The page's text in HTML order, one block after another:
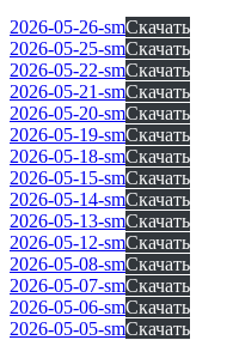
2026-05-26-smСкачать
2026-05-25-smСкачать
2026-05-22-smСкачать
2026-05-21-smСкачать
2026-05-20-smСкачать
2026-05-19-smСкачать
2026-05-18-smСкачать
2026-05-15-smСкачать
2026-05-14-smСкачать
2026-05-13-smСкачать
2026-05-12-smСкачать
2026-05-08-smСкачать
2026-05-07-smСкачать
2026-05-06-smСкачать
2026-05-05-smСкачать